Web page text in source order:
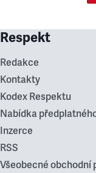
Respekt
Redakce
Kontakty
Kodex Respektu
Nabídka
Inzerce
RSS
Všeobecné obchodní